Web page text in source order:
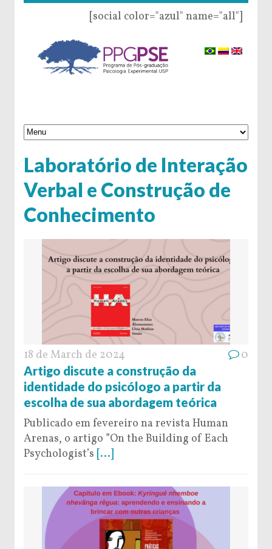
[social color="azul" name="all"]
Laboratório de Interação
Verbal e Construção de
Conhecimento
18 de March de 2024 0
Artigo discute a construção da
identidade do psicólogo a partir da
escolha de sua abordagem teórica
Publicado em fevereiro na revista Human
Arenas, o artigo ”On the Building of Each
Psychologist’s [...]